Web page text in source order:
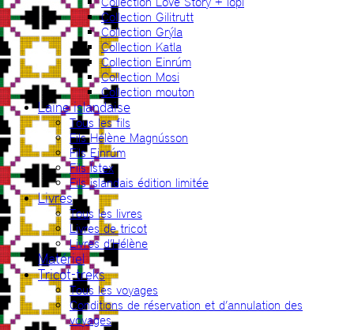
Collection Gilitrutt
Collection Grýla
Collection Katla
Collection Einrúm
Collection Mosi
Collection mouton
Laine islandaise
Tous les fils
Fils Hélène Magnússon
Fils Einrúm
Fils Ístex
Fils islandais édition limitée
Livres
Tous les livres
Livres de tricot
Livres d’Hélène
Matériel
Tricot-treks
Tous les voyages
Conditions de réservation et d’annulation des
voyages